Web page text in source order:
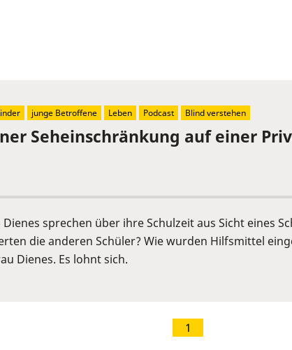
Seheinschränkung auf einer
sprechen über ihre Schulzeit aus Sicht eines
die anderen Schüler? Wie wurden Hilfsmittel
Dienes. Es lohnt sich.
junge Betroffene Leben Podcast Blind verstehen
1